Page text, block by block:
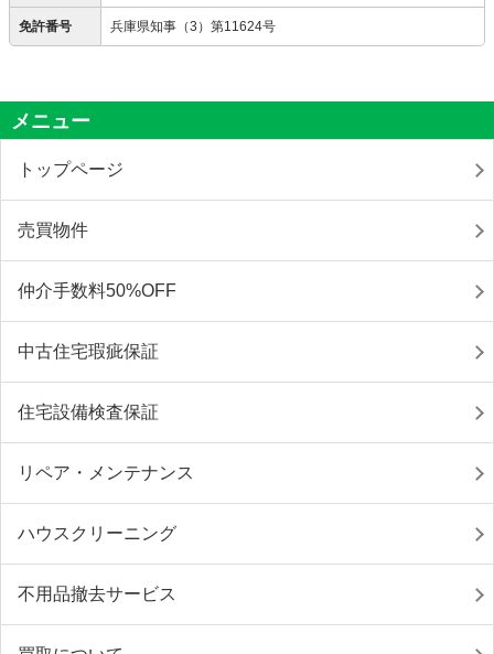
免許番号 兵庫県知事（3）第11624号
メニュー
トップページ
売買物件
仲介手数料50%OFF
中古住宅瑕疵保証
住宅設備検査保証
リペア・メンテナンス
ハウスクリーニング
不用品撤去サービス